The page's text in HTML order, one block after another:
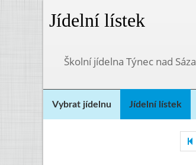
Jídelní lístek
Školní jídelna Týnec nad
Vybrat jídelnu Jídelní lístek